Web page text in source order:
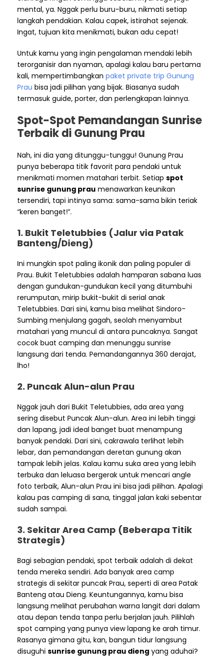
mental, ya. Nggak perlu buru-buru, nikmati setiap
langkah pendakian. Kalau capek, istirahat sejenak.
Ingat, tujuan kita menikmati, bukan adu cepat!
Untuk kamu yang ingin pengalaman mendaki lebih
terorganisir dan nyaman, apalagi kalau baru pertama
kali, mempertimbangkan paket private trip Gunung
Prau bisa jadi pilihan yang bijak. Biasanya sudah
termasuk guide, porter, dan perlengkapan lainnya.
Spot-Spot Pemandangan Sunrise
Terbaik di Gunung Prau
Nah, ini dia yang ditunggu-tunggu! Gunung Prau
punya beberapa titik favorit para pendaki untuk
menikmati momen matahari terbit. Setiap spot
sunrise gunung prau menawarkan keunikan
tersendiri, tapi intinya sama: sama-sama bikin teriak
“keren banget!”.
1. Bukit Teletubbies (Jalur via Patak
Banteng/Dieng)
Ini mungkin spot paling ikonik dan paling populer di
Prau. Bukit Teletubbies adalah hamparan sabana luas
dengan gundukan-gundukan kecil yang ditumbuhi
rerumputan, mirip bukit-bukit di serial anak
Teletubbies. Dari sini, kamu bisa melihat Sindoro-
Sumbing menjulang gagah, seolah menyambut
matahari yang muncul di antara puncaknya. Sangat
cocok buat camping dan menunggu sunrise
langsung dari tenda. Pemandangannya 360 derajat,
lho!
2. Puncak Alun-alun Prau
Nggak jauh dari Bukit Teletubbies, ada area yang
sering disebut Puncak Alun-alun. Area ini lebih tinggi
dan lapang, jadi ideal banget buat menampung
banyak pendaki. Dari sini, cakrawala terlihat lebih
lebar, dan pemandangan deretan gunung akan
tampak lebih jelas. Kalau kamu suka area yang lebih
terbuka dan leluasa bergerak untuk mencari angle
foto terbaik, Alun-alun Prau ini bisa jadi pilihan. Apalagi
kalau pas camping di sana, tinggal jalan kaki sebentar
sudah sampai.
3. Sekitar Area Camp (Beberapa Titik
Strategis)
Bagi sebagian pendaki, spot terbaik adalah di dekat
tenda mereka sendiri. Ada banyak area camp
strategis di sekitar puncak Prau, seperti di area Patak
Banteng atau Dieng. Keuntungannya, kamu bisa
langsung melihat perubahan warna langit dari dalam
atau depan tenda tanpa perlu berjalan jauh. Pilihlah
spot camping yang punya view lapang ke arah timur.
Rasanya gimana gitu, kan, bangun tidur langsung
disuguhi sunrise gunung prau dieng yang aduhai?